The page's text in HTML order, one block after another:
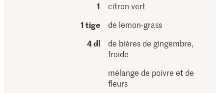
1
citron vert
1 tige
de lemon-grass
4 dl
de bières de gingembre,
froide
mélange de poivre et de
fleurs